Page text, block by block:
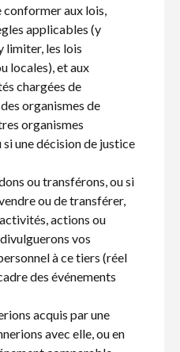
conformer aux lois,
applicables (y
limiter, les lois
locales), et aux
chargées de
organismes de
organismes
une décision de justice
ou transférons, ou si
ou de transférer,
actions ou
vos
à ce tiers (réel
des événements
acquis par une
avec elle, ou en